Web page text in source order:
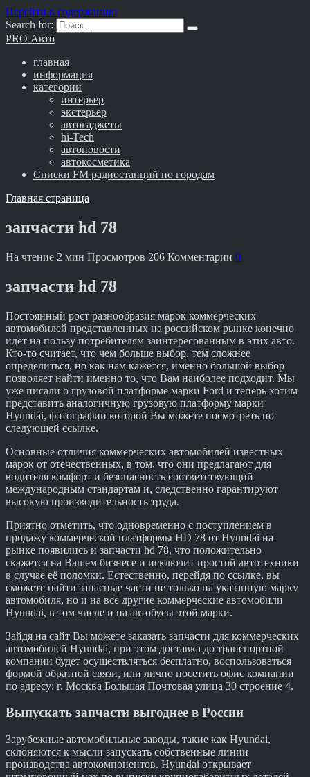
Перейти к содержанию
Search for:
PRO Авто
главная
информация
категории
интерьер
экстерьер
автогаджеты
hi-Tech
автоновости
автокосметика
Списки FM радиостанций по городам
Главная страница
запчасти hd 78
На чтение 2 мин Просмотров 206 Комментарии 0
запчасти hd 78
Постоянный рост разнообразия марок коммерческих
автомобилей представленных на российском рынке конечно
идёт на пользу потребителям заинтересованным в этих авто.
Кто-то считает, что чем больше выбор, тем сложнее
определиться, но как нам кажется, именно большой выбор
позволяет найти именно то, что Вам наиболее подходит. Мы
уже писали о грузовой платформе марки Ford и теперь хотим
представить аналогичную грузовую платформу марки
Hyundai, фотографии которой Вы можете посмотреть по
следующей ссылке.
Основные отличия коммерческих автомобилей известных
марок от отечественных, в том, что они предлагают для
водителя комфорт и безопасность соответствующий
международным стандартам и, следственно гарантируют
высокую производительность труда.
Приятно отметить, что одновременно с поступлением в
продажу коммерческой платформы HD 78 от Hyundai на
рынке появились и запчасти hd 78, что положительно
скажется на Вашем бизнесе и исключит простой автотехники
в случае её поломки. Естественно, перейдя по ссылке, вы
сможете найти запасные части не только на указанную марку
автомобиля, но и на всё другие коммерческие автомобили
Hyundai, в том числе и на автобусы этой марки.
Зайдя на сайт Вы можете заказать запчасти для коммерческих
автомобилей Hyundai, при этом доставка до транспортной
компании будет осуществляться бесплатно, воспользоваться
формой обратной связи, или лично посетить офис компании
по адресу: г. Москва Большая Почтовая улица 30 строение 4.
Выпускать запчасти выгоднее в России
Зарубежные автомобильные заводы, такие как Hyundai,
склоняются к мысли запускать собственные линии
производства автокомпонентов. Hyundai открывает